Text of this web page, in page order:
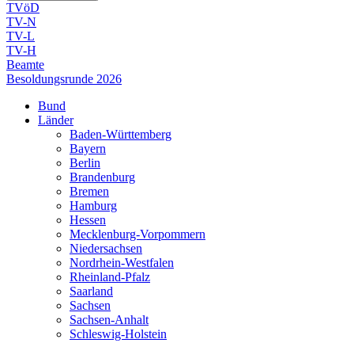
TVöD
TV-N
TV-L
TV-H
Beamte
Besoldungsrunde 2026
Bund
Länder
Baden-Württemberg
Bayern
Berlin
Brandenburg
Bremen
Hamburg
Hessen
Mecklenburg-Vorpommern
Niedersachsen
Nordrhein-Westfalen
Rheinland-Pfalz
Saarland
Sachsen
Sachsen-Anhalt
Schleswig-Holstein